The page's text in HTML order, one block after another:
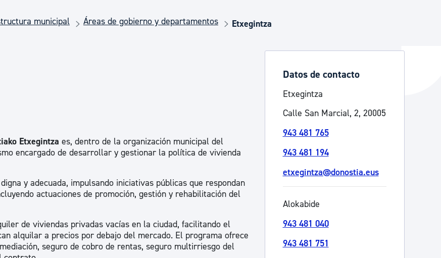
Euskera
Cultura
Turismo
Administración municipal
municipal Áreas de gobierno y departamentos Etxegintza
Etxegintza es, dentro de la organización municipal del
encargado de desarrollar y gestionar la política de vivienda
y adecuada, impulsando iniciativas públicas que respondan
actuaciones de promoción, gestión y rehabilitación del
de viviendas privadas vacías en la ciudad, facilitando el
alquilar a precios por debajo del mercado. El programa ofrece
seguro de cobro de rentas, seguro multirriesgo del
Datos de contacto
Etxegintza
Calle San Marcial, 2, 20005
943 481 765
943 481 194
etxegintza@donostia.eus
Alokabide
943 481 040
943 481 751